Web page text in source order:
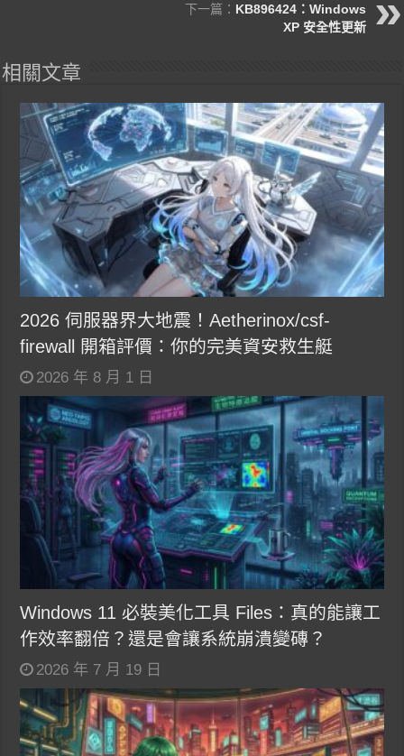
下一篇： KB896424：Windows
XP 安全性更新
相關文章
2026 伺服器界大地震！Aetherinox/csf-
firewall 開箱評價：你的完美資安救生艇
2026 年 8 月 1 日
Windows 11 必裝美化工具 Files：真的能讓工
作效率翻倍？還是會讓系統崩潰變磚？
2026 年 7 月 19 日